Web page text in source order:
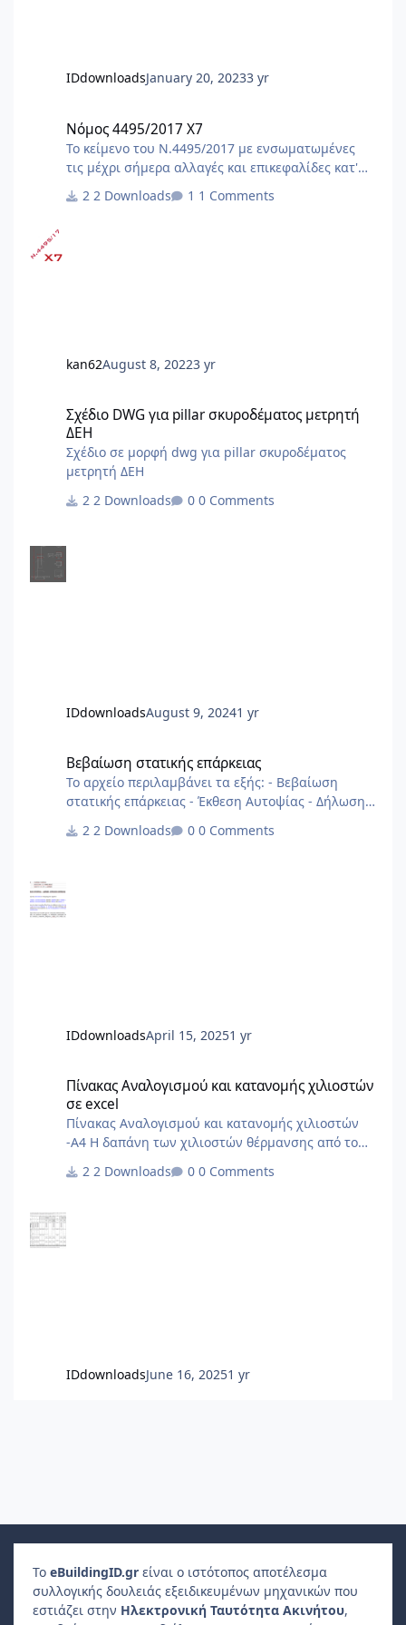
IDdownloadsJanuary 20, 20233 yr
Νόμος 4495/2017 X7
Το κείμενο του Ν.4495/2017 με ενσωματωμένες
τις μέχρι σήμερα αλλαγές και επικεφαλίδες κατ'
63Α/1.5.2024)[Α1] [Α1]Αλλαγές και προσθήκες με
2 Downloads 1 Comments
kan62August 8, 20223 yr
Σχέδιο DWG για pillar σκυροδέματος μετρητή
ΔΕΗ
Σχέδιο σε μορφή dwg για pillar σκυροδέματος
μετρητή ΔΕΗ
2 Downloads
0 Comments
IDdownloadsAugust 9, 20241 yr
Βεβαίωση στατικής επάρκειας
Το αρχείο περιλαμβάνει τα εξής: - Βεβαίωση
στατικής επάρκειας - Έκθεση Αυτοψίας - Δήλωση
2 Downloads 0 Comments
IDdownloadsApril 15, 20251 yr
Πίνακας Αναλογισμού και κατανομής χιλιοστών
σε excel
Πίνακας Αναλογισμού και κατανομής χιλιοστών
-Α4 Η δαπάνη των χιλιοστών θέρμανσης από το
αλλά με δύο συντελεστές, έναν για την χρέωση με
2 Downloads 0 Comments
IDdownloadsJune 16, 20251 yr
Το eBuildingID.gr είναι ο ιστότοπος αποτέλεσμα
συλλογικής δουλειάς εξειδικευμένων μηχανικών που
εστιάζει στην Ηλεκτρονική Ταυτότητα Ακινήτου,